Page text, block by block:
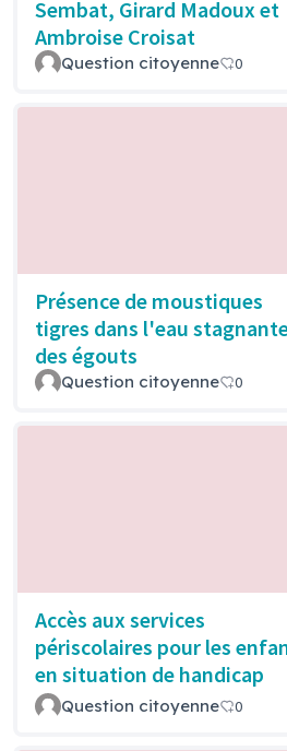
Sembat, Girard Madoux et
Ambroise Croisat
Question citoyenne 0
Présence de moustiques
tigres dans l'eau
des égouts
Question citoyenne 0
Accès aux services
périscolaires pour les
en situation de handicap
Question citoyenne 0